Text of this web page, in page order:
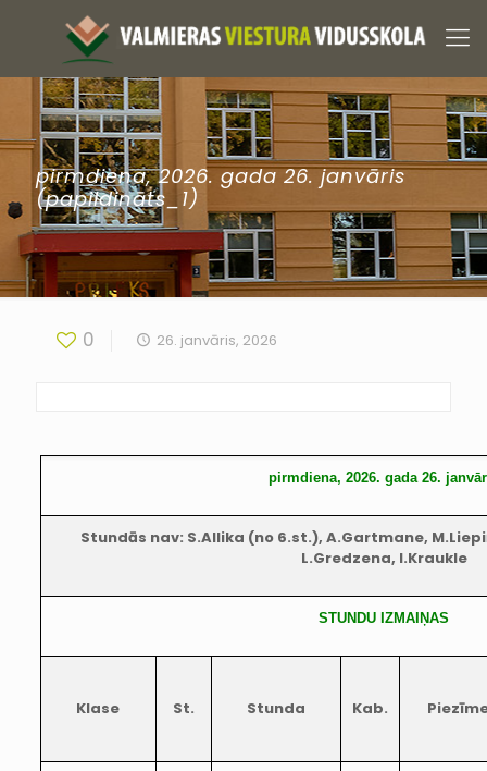
pirmdiena, 2026. gada 26. janvāris
(papildināts_1)
0 26. janvāris, 2026
pirmdiena, 2026. gada 26.
Stundās nav: S.Allika (no 6.st.), A.Gartmane,
L.Gredzena, I.Kraukle
STUNDU IZMAIŅAS
Klase St. Stunda Kab.